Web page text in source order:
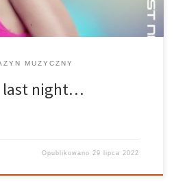
MUZYCZNY
last night…
Opublikowano29 lipca 2022